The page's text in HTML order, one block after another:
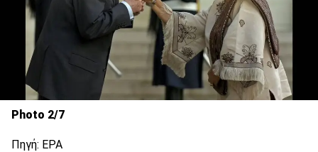
Photo 2/7
Πηγή: EPA